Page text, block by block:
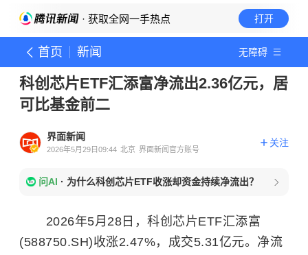
· 获取全网一手热点 打开
首页 新闻 无障碍
科创芯片ETF汇添富净流出2.36亿元，居
可比基金前二
界面新闻
2026年5月29日09:44 北京 界面新闻官方账号
关注
问AI · 为什么科创芯片ETF收涨却资金持续净流出？
2026年5月28日，科创芯片ETF汇添富
(588750.SH)收涨2.47%，成交5.31亿元。净流